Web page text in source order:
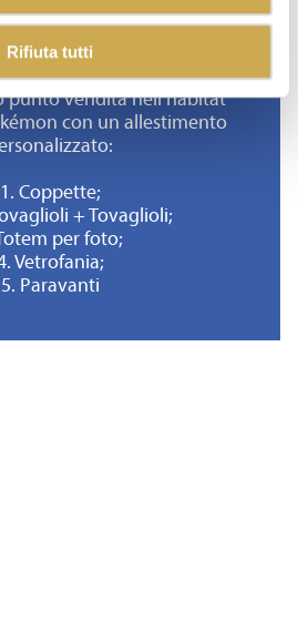
Rifiuta tutti
POKÉMON
POP
punto vendita nell’habitat
con un allestimento
1. Coppette;
+ Tovaglioli;
per foto;
Vetrofania;
5. Paravanti